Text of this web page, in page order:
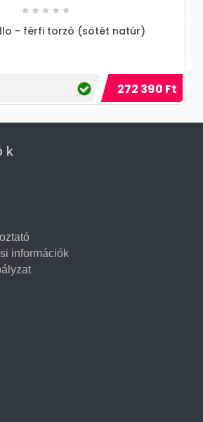
- férfi torzó (sötét natúr)
272 390 Ft
információk